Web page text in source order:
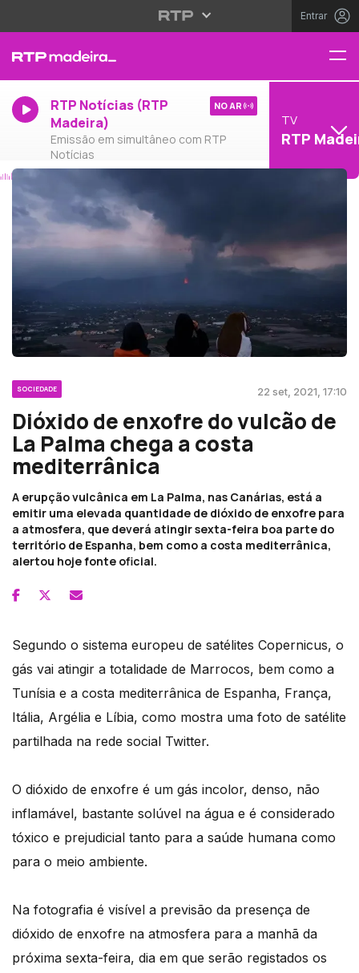
Entrar
RTP Notícias (RTP
Madeira)
Emissão em simultâneo com RTP
Notícias
NO AR
TV
RTP
SOCIEDADE 22 set, 2021, 17:10
Dióxido de enxofre do vulcão de
La Palma chega a costa
mediterrânica
A erupção vulcânica em La Palma, nas Canárias, está a
emitir uma elevada quantidade de dióxido de enxofre para
a atmosfera, que deverá atingir sexta-feira boa parte do
território de Espanha, bem como a costa mediterrânica,
alertou hoje fonte oficial.
Segundo o sistema europeu de satélites Copernicus, o
gás vai atingir a totalidade de Marrocos, bem como a
Tunísia e a costa mediterrânica de Espanha, França,
Itália, Argélia e Líbia, como mostra uma foto de satélite
partilhada na rede social Twitter.
O dióxido de enxofre é um gás incolor, denso, não
inflamável, bastante solúvel na água e é considerado
tóxico e prejudicial tanto para a saúde humana como
para o meio ambiente.
Na fotografia é visível a previsão da presença de
dióxido de enxofre na atmosfera para a manhã da
próxima sexta-feira, dia em que serão registados os